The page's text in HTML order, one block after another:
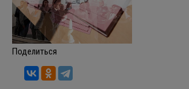
Поделиться